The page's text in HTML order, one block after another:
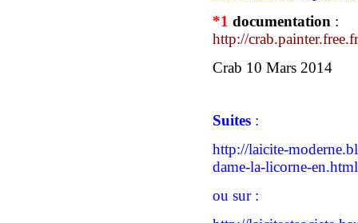
*1 documentation :
http://
Crab 10 Mars 2014
Suites :
http://laicite-
dame-la-licorne-en.html
ou sur :